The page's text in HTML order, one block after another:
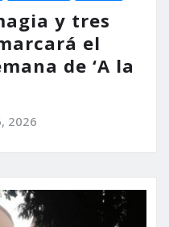
y tres
el
de ‘A la
2026